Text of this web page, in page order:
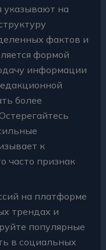
указывают на
фактов и
формой
информации
более
к
часто признак
на платформе
трендах и
популярные
в социальных